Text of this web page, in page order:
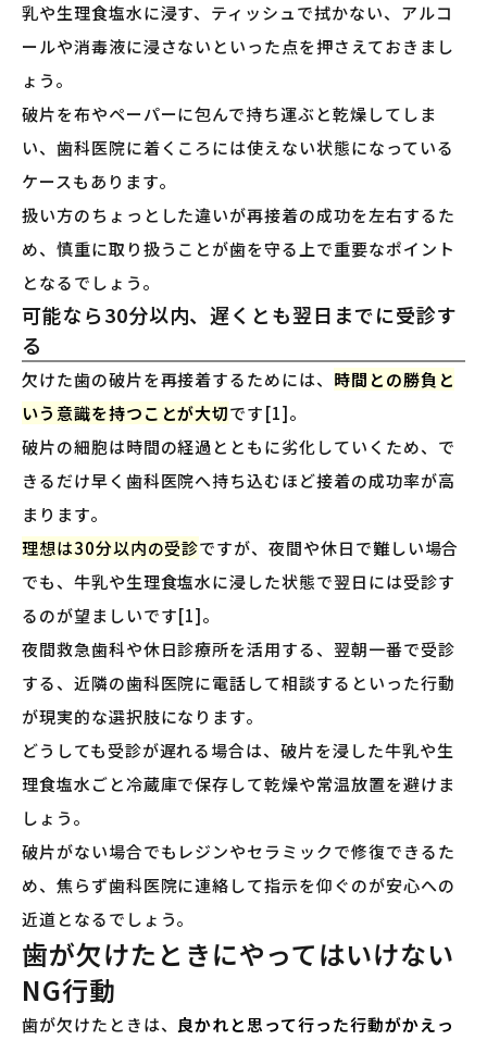
乳や生理食塩水に浸す、ティッシュで拭かない、アルコ
ールや消毒液に浸さないといった点を押さえておきまし
ょう。
破片を布やペーパーに包んで持ち運ぶと乾燥してしま
い、歯科医院に着くころには使えない状態になっている
ケースもあります。
扱い方のちょっとした違いが再接着の成功を左右するた
め、慎重に取り扱うことが歯を守る上で重要なポイント
となるでしょう。
可能なら30分以内、遅くとも翌日までに受診す
る
欠けた歯の破片を再接着するためには、 時間との勝負と
いう意識を持つことが大切です[1]。
破片の細胞は時間の経過とともに劣化していくため、で
きるだけ早く歯科医院へ持ち込むほど接着の成功率が高
まります。
理想は30分以内の受診ですが、夜間や休日で難しい場合
でも、牛乳や生理食塩水に浸した状態で翌日には受診す
るのが望ましいです[1]。
夜間救急歯科や休日診療所を活用する、翌朝一番で受診
する、近隣の歯科医院に電話して相談するといった行動
が現実的な選択肢になります。
どうしても受診が遅れる場合は、破片を浸した牛乳や生
理食塩水ごと冷蔵庫で保存して乾燥や常温放置を避けま
しょう。
破片がない場合でもレジンやセラミックで修復できるた
め、焦らず歯科医院に連絡して指示を仰ぐのが安心への
近道となるでしょう。
歯が欠けたときにやってはいけない
NG行動
歯が欠けたときは、良かれと思って行った行動がかえっ